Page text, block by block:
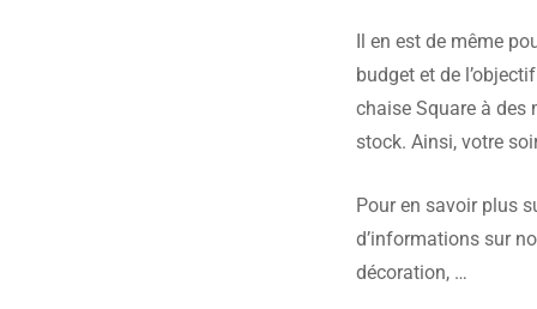
Il en est de même
budget et de
chaise Square à des
stock. Ainsi, votre
Pour en savoir plus
d’informations sur
décoration, …